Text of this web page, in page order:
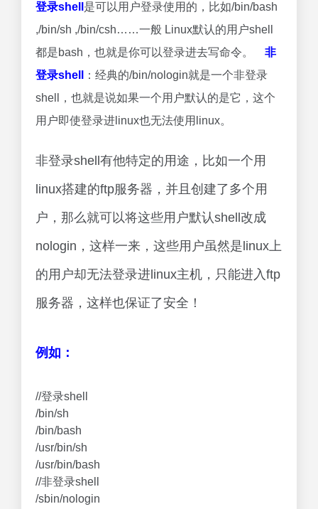
登录shell 是可以用户登录使用的，比如/bin/bash
,/bin/sh ,/bin/csh……一般 Linux默认的用户shell
都是bash，也就是你可以登录进去写命令。 非
登录shell
：经典的/bin/nologin就是一个非登录
shell，也就是说如果一个用户默认的是它，这个
用户即使登录进linux也无法使用linux。
非登录shell有他特定的用途，比如一个用
linux搭建的ftp服务器，并且创建了多个用
户，那么就可以将这些用户默认shell改成
nologin，这样一来，这些用户虽然是linux上
的用户却无法登录进linux主机，只能进入ftp
服务器，这样也保证了安全！
例如：
//登录shell
/bin/sh
/bin/bash
/usr/bin/sh
/usr/bin/bash
//非登录shell
/sbin/nologin